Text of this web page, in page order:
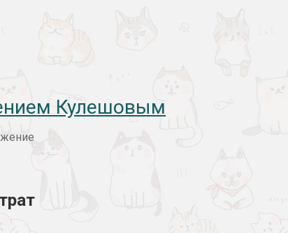
Кулешовым